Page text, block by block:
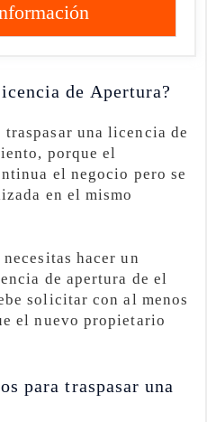
de Apertura?
traspasar una licencia de
porque el
el negocio pero se
en el mismo
hacer un
de apertura de el
solicitar con al menos
el nuevo propietario
para traspasar una